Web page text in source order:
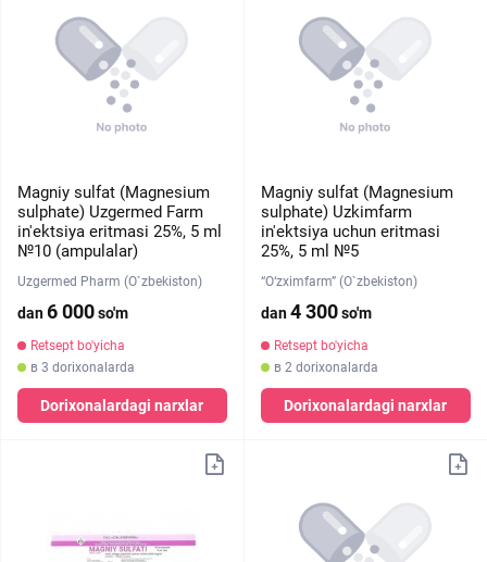
Magniy sulfat (Magnesium
sulphate) Uzgermed Farm
in'ektsiya eritmasi 25%, 5 ml
№10 (ampulalar)
Uzgermed Pharm (O`zbekiston)
dan6 000so'm
Retsept bo'yicha
в 3 dorixonalarda
Dorixonalardagi narxlar
Magniy sulfat (Magnesium
sulphate) Uzkimfarm
in'ektsiya uchun eritmasi
25%, 5 ml №5
“O‘zximfarm” (O`zbekiston)
dan4 300so'm
Retsept bo'yicha
в 2 dorixonalarda
Dorixonalardagi narxlar